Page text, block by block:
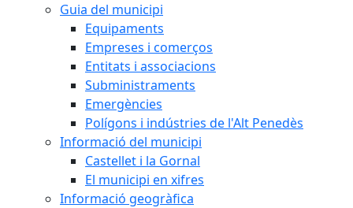
Guia del municipi
Equipaments
Empreses i comerços
Entitats i associacions
Subministraments
Emergències
Polígons i indústries de l'Alt Penedès
Informació del municipi
Castellet i la Gornal
El municipi en xifres
Informació geogràfica